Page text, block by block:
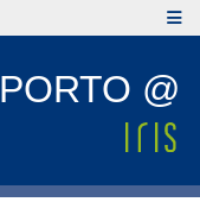
PORTO @